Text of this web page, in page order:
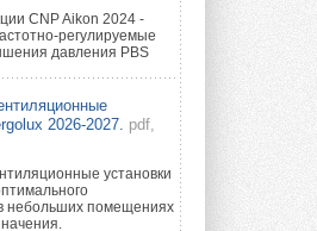
CNP Aikon 2024 -
регулируемые
давления PBS
2026-2027. pdf,
установки
небольших помещениях